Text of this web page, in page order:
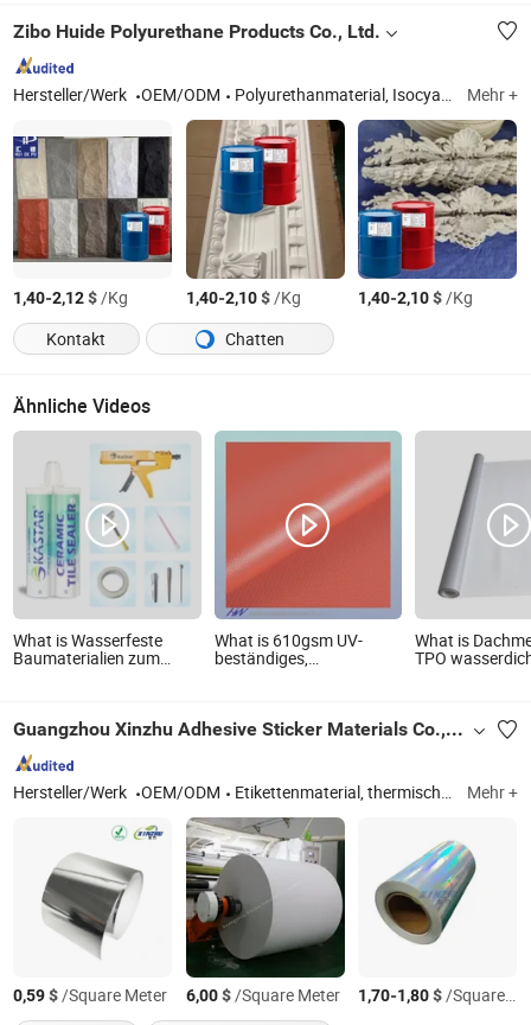
Zibo Huide Polyurethane Products Co., Ltd.
Hersteller/Werk OEM/ODM Polyurethanmaterial, Isocyanat, Kombination Polyether Mehr +
1,40-2,12$/Kg 1,40-2,10$/Kg 1,40-2,10$/Kg
Kontakt
Chatten
Ähnliche Videos
What is Wasserfeste
Baumaterialien zum
What is 610gsm UV-
beständiges,
Material für Lkw-
What is
TPO
Baumaterialien
Guangzhou Xinzhu Adhesive Sticker Materials Co., Ltd.
Hersteller/Werk OEM/ODM Etikettenmaterial, thermisches Etikett, synthetisches Papier, Boarding-Pass-Thermalkarte, Etikett, Fotopapier, selbstklebendes Papier Jumbo, Gepäckanhängeretikett, Kassenpapier, beschichtetes Papier Mehr +
0,59$/Square Meter 6,00$/Square Meter 1,70-1,80$/Square Meter